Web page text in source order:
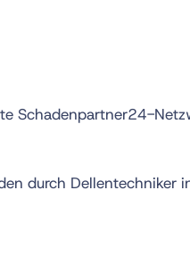
Schadenpartner24-
durch Dellentechniker